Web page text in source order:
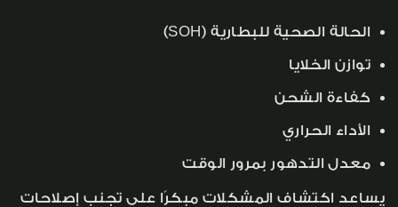
الحالة الصحية للبطارية (SOH)
توازن الخلايا
كفاءة الشحن
الأداء الحراري
معدل التدهور بمرور الوقت
يساعد اكتشاف المشكلات مبكرًا على تجنب إصلاحات